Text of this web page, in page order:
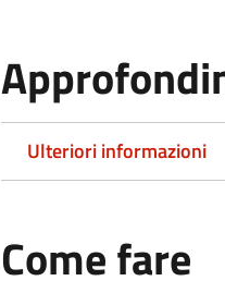
Ulteriori informazioni
Come fare